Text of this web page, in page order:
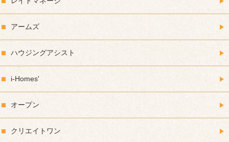
アームズ
ハウジングアシスト
i-Homes'
オープン
クリエイトワン